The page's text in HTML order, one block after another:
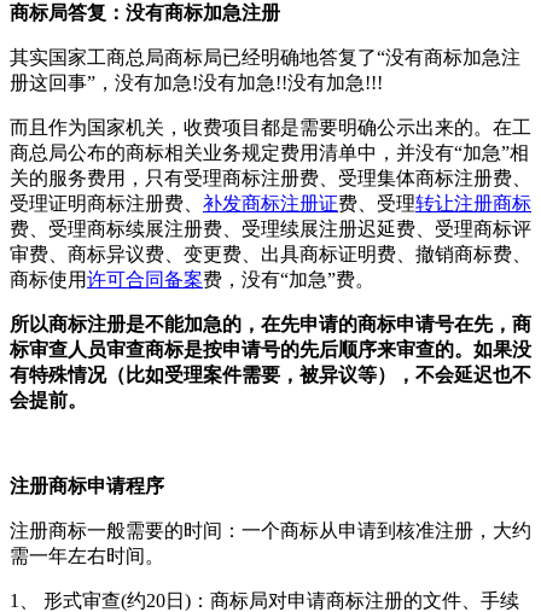
商标局答复：没有商标加急注册
其实国家工商总局商标局已经明确地答复了“没有商标加急注
册这回事”，没有加急!没有加急!!没有加急!!!
而且作为国家机关，收费项目都是需要明确公示出来的。在工
商总局公布的商标相关业务规定费用清单中，并没有“加急”相
关的服务费用，只有受理商标注册费、受理集体商标注册费、
受理证明商标注册费、 补发商标注册证费、受理转让注册商标
费、受理商标续展注册费、受理续展注册迟延费、受理商标评
审费、商标异议费、变更费、出具商标证明费、撤销商标费、
商标使用许可合同备案费，没有“加急”费。
所以商标注册是不能加急的，在先申请的商标申请号在先，商
标审查人员审查商标是按申请号的先后顺序来审查的。如果没
有特殊情况（比如受理案件需要，被异议等），不会延迟也不
会提前。
注册商标申请程序
注册商标一般需要的时间：一个商标从申请到核准注册，大约
需一年左右时间。
1、 形式审查(约20日)：商标局对申请商标注册的文件、手续